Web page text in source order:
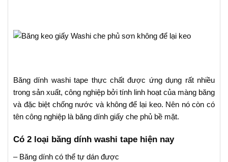
Băng dính washi tape thực chất được ứng dụng rất nhiều
trong sản xuất, công nghiệp bởi tính linh hoạt của màng băng
và đặc biệt chống nước và không để lại keo. Nên nó còn có
tên công nghiệp là băng dính giấy che phủ bề mặt.
Có 2 loại băng dính washi tape hiện nay
– Băng dính có thể tự dán được